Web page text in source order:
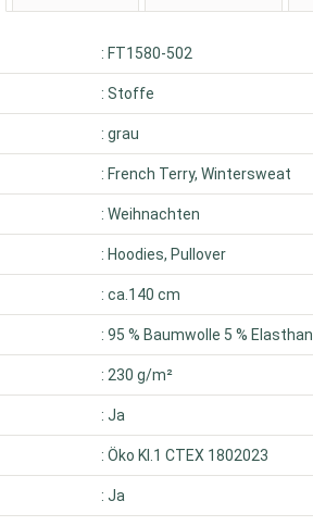
: FT1580-502
: Stoffe
: grau
: French Terry, Wintersweat
: Weihnachten
: Hoodies, Pullover
: ca.140 cm
: 95 % Baumwolle 5 % Elasthan
: 230 g/m²
: Ja
: Öko Kl.1 CTEX 1802023
: Ja